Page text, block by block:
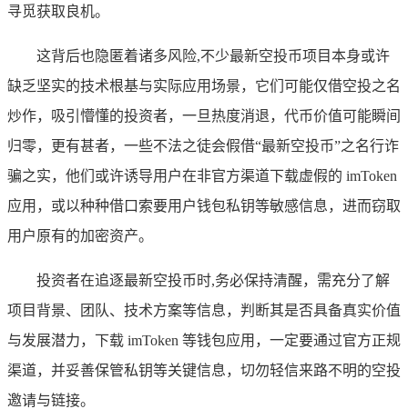
寻觅获取良机。
这背后也隐匿着诸多风险,不少最新空投币项目本身或许
缺乏坚实的技术根基与实际应用场景，它们可能仅借空投之名
炒作，吸引懵懂的投资者，一旦热度消退，代币价值可能瞬间
归零，更有甚者，一些不法之徒会假借“最新空投币”之名行诈
骗之实，他们或许诱导用户在非官方渠道下载虚假的 imToken
应用，或以种种借口索要用户钱包私钥等敏感信息，进而窃取
用户原有的加密资产。
投资者在追逐最新空投币时,务必保持清醒，需充分了解
项目背景、团队、技术方案等信息，判断其是否具备真实价值
与发展潜力，下载 imToken 等钱包应用，一定要通过官方正规
渠道，并妥善保管私钥等关键信息，切勿轻信来路不明的空投
邀请与链接。